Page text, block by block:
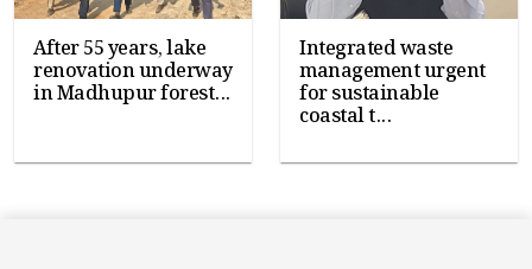
After 55 years, lake
renovation underway
in Madhupur forest...
Integrated waste
management urgent
for sustainable
coastal t...